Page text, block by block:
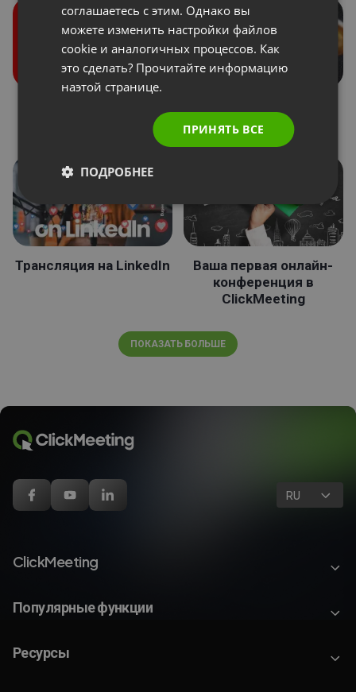
Трансляция на LinkedIn
Ваша первая онлайн-
конференция в
ClickMeeting
ПОКАЗАТЬ БОЛЬШЕ
RU
ClickMeeting
Популярные функции
Ресурсы
соглашаетесь с этим. Однако вы
можете изменить настройки файлов
cookie и аналогичных процессов. Как
это сделать? Прочитайте информацию
наэтой странице.
ПРИНЯТЬ ВСЕ
ПОДРОБНЕЕ